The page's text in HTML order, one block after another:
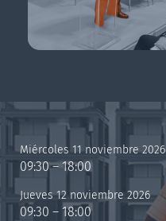
Miércoles 11 noviembre 2026
09:30 – 18:00
Jueves 12 noviembre 2026
09:30 – 18:00